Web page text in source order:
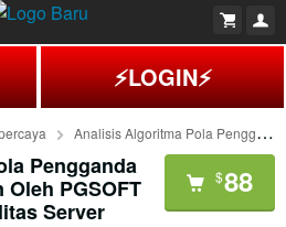
⚡LOGIN⚡
Analisis Algoritma Pola Pengganda Nilai Yang Digunakan Oleh PGSOFT Untuk Menjaga Stabilitas Server
Pengganda
PGSOFT
Server
$88